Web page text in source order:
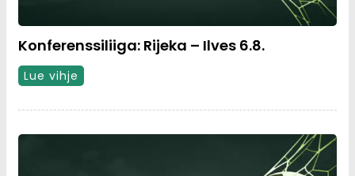
Konferenssiliiga: Rijeka – Ilves 6.8.
Lue vihje